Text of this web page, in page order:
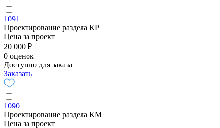
1091
Проектирование раздела КР
Цена за проект
20 000 ₽
0 оценок
Доступно для заказа
Заказать
1090
Проектирование раздела КМ
Цена за проект